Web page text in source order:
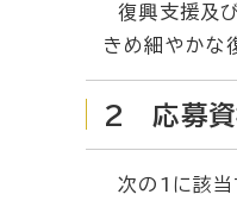
復興支援及
きめ細やかな
2 応募資
次の1に該当